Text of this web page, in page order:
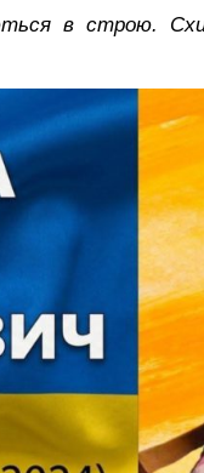
в строю.